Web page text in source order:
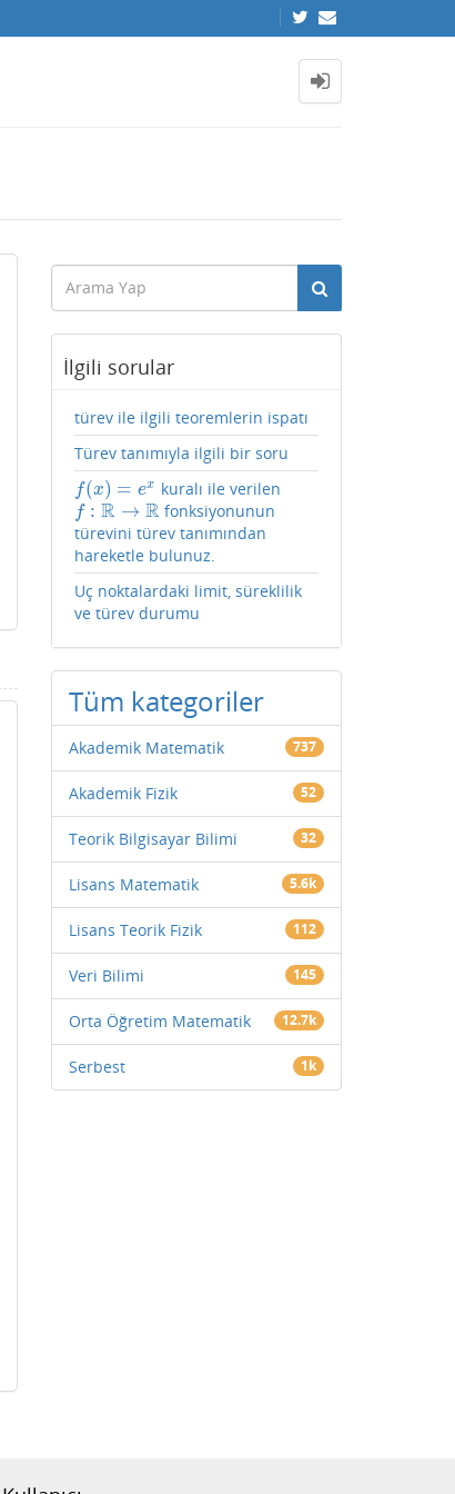
İlgili sorular
türev ile ilgili teoremlerin ispatı
Türev tanımıyla ilgili bir soru
f(x) = ex
f(x)=e x kuralı ile verilen
f : R → R
f:R→R
fonksiyonunun
türevini türev tanımından
hareketle bulunuz.
Uç noktalardaki limit, süreklilik
ve türev durumu
Tüm kategoriler
Akademik Matematik 737
Akademik Fizik 52
Teorik Bilgisayar Bilimi 32
Lisans Matematik 5.6k
Lisans Teorik Fizik 112
Veri Bilimi 145
Orta Öğretim Matematik 12.7k
Serbest 1k